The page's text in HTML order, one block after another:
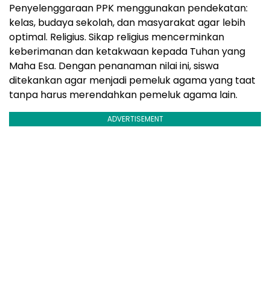
Penyelenggaraan PPK menggunakan pendekatan:
kelas, budaya sekolah, dan masyarakat agar lebih
optimal. Religius. Sikap religius mencerminkan
keberimanan dan ketakwaan kepada Tuhan yang
Maha Esa. Dengan penanaman nilai ini, siswa
ditekankan agar menjadi pemeluk agama yang taat
tanpa harus merendahkan pemeluk agama lain.
ADVERTISEMENT